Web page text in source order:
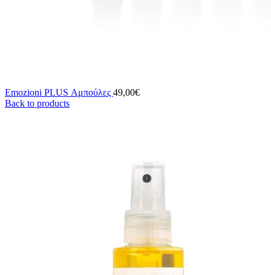
Emozioni PLUS Αμπούλες 49,00€
Back to products